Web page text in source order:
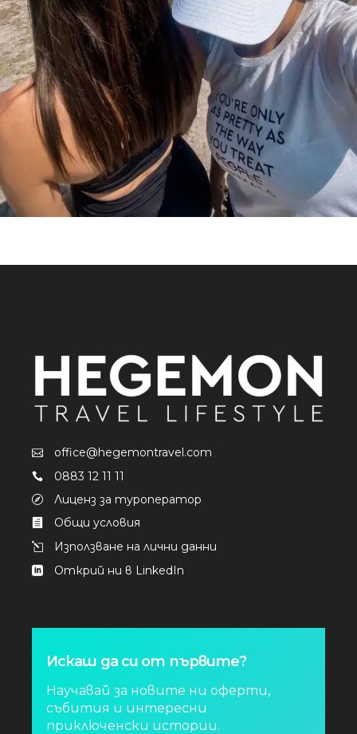
office@hegemontravel.com
0883 12 11 11
Лиценз за туроператор
Общи условия
Използване на лични данни
Открий ни в LinkedIn
Искаш да си от първите?
Научавай за новите ни оферти,
събития и интересни
приключенски истории.